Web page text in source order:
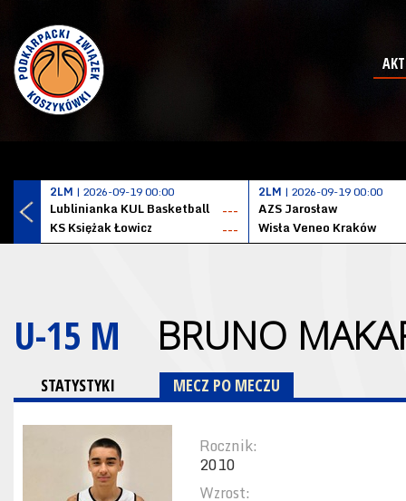
2LM | 2026-09-19 00:00
Lublinianka KUL Basketball
---
KS Księżak Łowicz
---
2LM | 2026-09-19 00:00
AZS Jarosław
Wisła Veneo Kraków
U-15 M BRUNO
STATYSTYKI MECZ PO MECZU
Rocznik:
2010
Wzrost: